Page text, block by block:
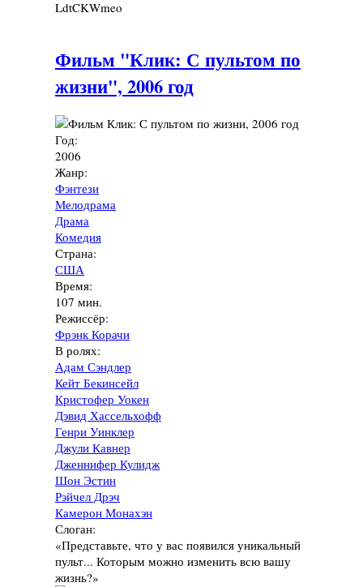
LdtCKWmeo
Фильм "Клик: С пультом по
жизни", 2006 год
Год:
2006
Жанр:
Фэнтези
Мелодрама
Драма
Комедия
Страна:
США
Время:
107 мин.
Режиссёр:
Фрэнк Корачи
В ролях:
Адам Сэндлер
Кейт Бекинсейл
Кристофер Уокен
Дэвид Хассельхофф
Генри Уинклер
Джули Кавнер
Дженнифер Кулидж
Шон Эстин
Рэйчел Дрэч
Камерон Монахэн
Слоган:
«Представьте, что у вас появился уникальный
пульт... Которым можно изменить всю вашу
жизнь?»